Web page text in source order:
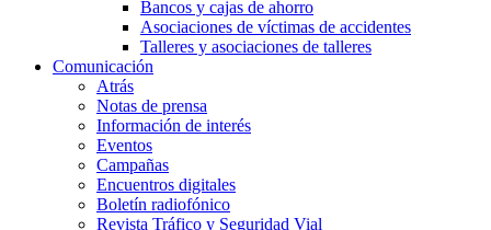
Bancos y cajas de ahorro
Asociaciones de víctimas de accidentes
Talleres y asociaciones de talleres
Comunicación
Atrás
Notas de prensa
Información de interés
Eventos
Campañas
Encuentros digitales
Boletín radiofónico
Revista Tráfico y Seguridad Vial